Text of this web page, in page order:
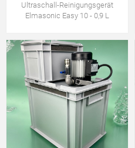
Ultraschall-Reinigungsgerät
Elmasonic Easy 10 - 0,9 L